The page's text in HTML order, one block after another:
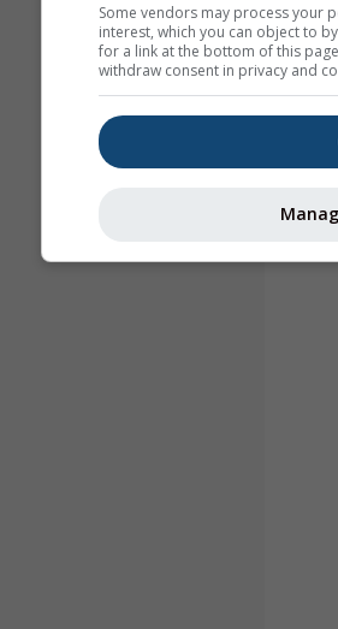
Some vendors may process your
interest, which you can object to
for a link at the bottom of this
withdraw consent in privacy and